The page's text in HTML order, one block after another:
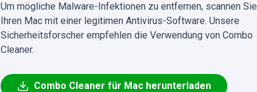
Um mögliche Malware-Infektionen zu entfernen, scannen Sie
Ihren Mac mit einer legitimen Antivirus-Software. Unsere
Sicherheitsforscher empfehlen die Verwendung von Combo
Cleaner.
Combo Cleaner für Mac herunterladen